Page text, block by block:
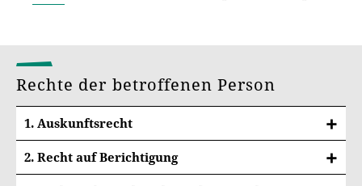
Rechte der betroffenen Person
1. Auskunftsrecht
2. Recht auf Berichtigung